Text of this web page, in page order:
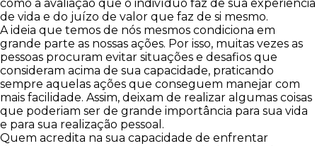
como a avaliação que o indivíduo faz de sua experiência
de vida e do juízo de valor que faz de si mesmo.
A ideia que temos de nós mesmos condiciona em
grande parte as nossas ações. Por isso, muitas vezes as
pessoas procuram evitar situações e desafios que
consideram acima de sua capacidade, praticando
sempre aquelas ações que conseguem manejar com
mais facilidade. Assim, deixam de realizar algumas coisas
que poderiam ser de grande importância para sua vida
e para sua realização pessoal.
Quem acredita na sua capacidade de enfrentar